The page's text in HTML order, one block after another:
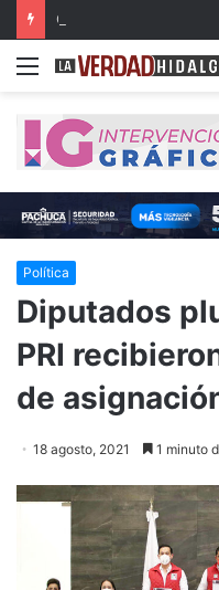
Con mis monos chinos,
Menu
Política
Diputados
PRI
de
18 agosto, 2021 1 minuto